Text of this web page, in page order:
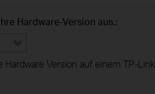
Hardware-Version aus.:
Hardware Version auf einem TP-Link